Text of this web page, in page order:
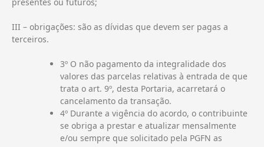
presentes ou futuros;
III – obrigações: são as dívidas que devem ser pagas a
terceiros.
3º O não pagamento da integralidade dos
valores das parcelas relativas à entrada de que
trata o art. 9º, desta Portaria, acarretará o
cancelamento da transação.
4º Durante a vigência do acordo, o contribuinte
se obriga a prestar e atualizar mensalmente
e/ou sempre que solicitado pela PGFN as